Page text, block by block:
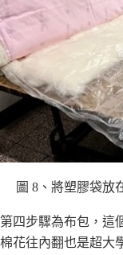
圖 8、將塑膠袋
第四步驟為布包，這
棉花往內翻也是超⼤